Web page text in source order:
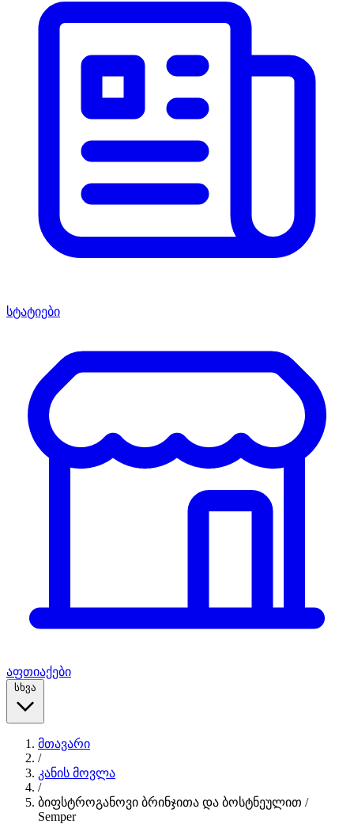
სტატიები
აფთიაქები
სხვა
მთავარი
/
კანის მოვლა
/
ბიფსტროგანოვი ბრინჯითა და ბოსტნეულით /
Semper